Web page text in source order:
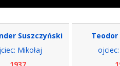
Teodor
ojciec: